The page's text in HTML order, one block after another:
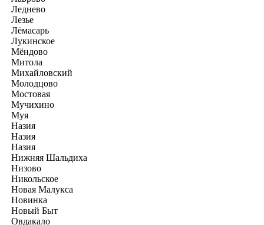
Леднево
Лезье
Лёмасарь
Лукинское
Мёндово
Митола
Михайловский
Молодцово
Мостовая
Мучихино
Муя
Назия
Назия
Назия
Нижняя Шальдиха
Низово
Никольское
Новая Малукса
Новинка
Новый Быт
Овдакало